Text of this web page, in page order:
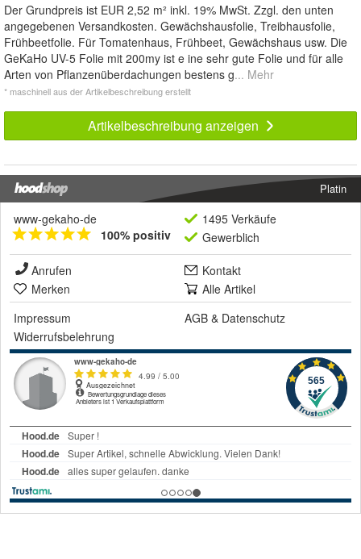
Der Grundpreis ist EUR 2,52 m² inkl. 19% MwSt. Zzgl. den unten
angegebenen Versandkosten. Gewächshausfolie, Treibhausfolie,
Frühbeetfolie. Für Tomatenhaus, Frühbeet, Gewächshaus usw. Die
GeKaHo UV-5 Folie mit 200my ist e ine sehr gute Folie und für alle
Arten von Pflanzenüberdachungen bestens g... Mehr
* maschinell aus der Artikelbeschreibung erstellt
Artikelbeschreibung anzeigen
Platin
www-gekaho-de
100% positiv
1495 Verkäufe
Gewerblich
Anrufen
Kontakt
Merken
Alle Artikel
Impressum
AGB & Datenschutz
Widerrufsbelehrung